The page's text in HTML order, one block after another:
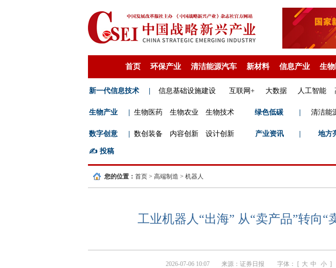
首页 环保产业 清洁能源汽车 新材料 信息产业 生
新一代信息技术 信息基础设施建设 互联网+ 大数据 人工智能
生物产业 生物医药 生物农业 生物技术 绿色低碳 清洁能
数字创意 数创装备 内容创新 设计创新 产业资讯 地方
✍️ 投稿
您的位置： 首页 > 高端制造 > 机器人
工业机器人“出海” 从“卖产品”转向“
2026-07-06 10:07 来源： 证券日报 字体： [ 大 中 小 ]